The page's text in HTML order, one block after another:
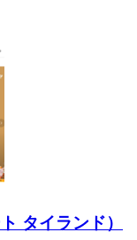
タイランド）